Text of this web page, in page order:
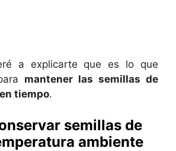
a explicarte que es lo que
mantener las semillas de
tiempo.
semillas de
ambiente